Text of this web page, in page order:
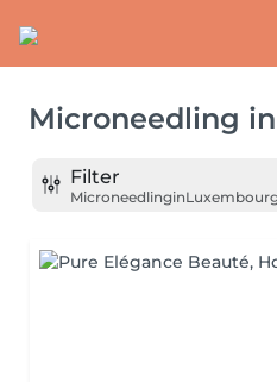
Microneedling in
Filter
Microneedlingin